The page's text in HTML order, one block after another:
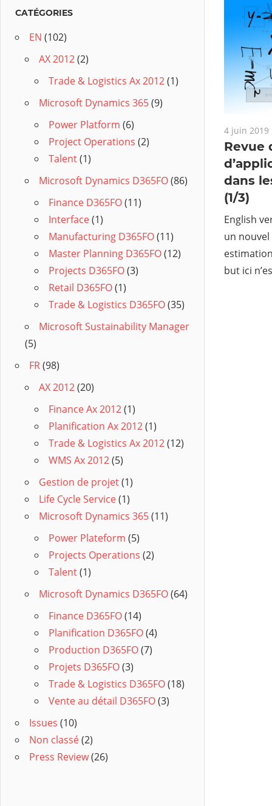
4 juin 2019
Revue
dans
(1/3)
English
un
but ici
CATÉGORIES
EN (102)
AX 2012(2)
Trade & Logistics Ax 2012(1)
Microsoft Dynamics 365(9)
Power Platform (6)
Project Operations (2)
Talent(1)
Microsoft Dynamics D365FO(86)
Finance D365FO(11)
Interface(1)
Manufacturing D365FO(11)
Master Planning D365FO(12)
Projects D365FO(3)
Retail D365FO(1)
Trade & Logistics D365FO(35)
Microsoft Sustainability Manager
(5)
FR(98)
AX 2012(20)
Finance Ax 2012(1)
Planification Ax 2012(1)
Trade & Logistics Ax 2012(12)
WMS Ax 2012(5)
Gestion de projet(1)
Life Cycle Service(1)
Microsoft Dynamics 365(11)
Power Plateform (5)
Projects Operations (2)
Talent(1)
Microsoft Dynamics D365FO(64)
Finance D365FO(14)
Planification D365FO(4)
Production D365FO(7)
Projets D365FO(3)
Trade & Logistics D365FO(18)
Vente au détail D365FO(3)
Issues (10)
Non classé(2)
Press Review(26)